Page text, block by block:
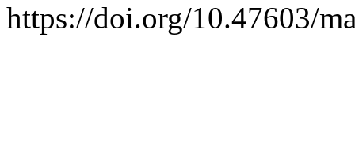
https://doi.org/10.47603/